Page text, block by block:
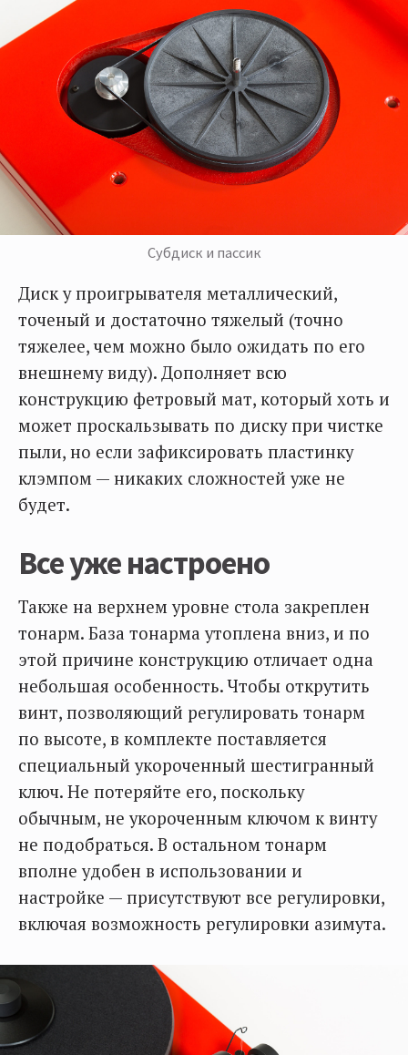
Субдиск и пассик
Диск у проигрывателя металлический,
точеный и достаточно тяжелый (точно
тяжелее, чем можно было ожидать по его
внешнему виду). Дополняет всю
конструкцию фетровый мат, который хоть и
может проскальзывать по диску при чистке
пыли, но если зафиксировать пластинку
клэмпом — никаких сложностей уже не
будет.
Все уже настроено
Также на верхнем уровне стола закреплен
тонарм. База тонарма утоплена вниз, и по
этой причине конструкцию отличает одна
небольшая особенность. Чтобы открутить
винт, позволяющий регулировать тонарм
по высоте, в комплекте поставляется
специальный укороченный шестигранный
ключ. Не потеряйте его, поскольку
обычным, не укороченным ключом к винту
не подобраться. В остальном тонарм
вполне удобен в использовании и
настройке — присутствуют все регулировки,
включая возможность регулировки азимута.